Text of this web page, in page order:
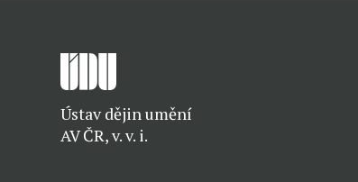
Ústav dějin umění
AV ČR, v. v. i.